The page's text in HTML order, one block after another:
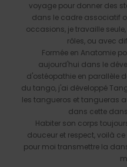
voyage pour donner des
dans le cadre associatif
occasions, je travaille
rôles, ou avec
Formée en Anatomie
aujourd'hui dans le
d'ostéopathie en parallèle
du tango, j'ai développé
les tangueros et tangueras
dans cette
Habiter son corps
douceur et respect, voilà
pour moi transmettre la